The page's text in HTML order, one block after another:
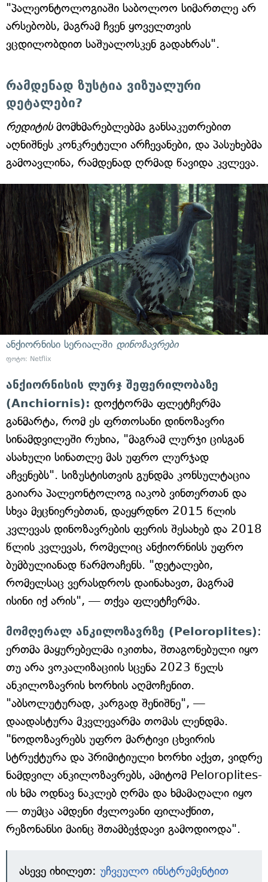
"პალეონტოლოგიაში საბოლოო სიმართლე არ
არსებობს, მაგრამ ჩვენ ყოველთვის
ვცდილობდით საშუალოსკენ გადახრას".
რამდენად ზუსტია ვიზუალური
დეტალები?
რედიტისმომხმარებლებმა განსაკუთრებით
აღნიშნეს კონკრეტული არჩევანები, და პასუხებმა
გამოავლინა, რამდენად ღრმად წავიდა კვლევა.
ანქიორნისი სერიალში დინოზავრები
ფოტო: Netflix
ანქიორნისის ლურჯ შეფერილობაზე
(Anchiornis): დოქტორმა ფლეტჩერმა
განმარტა, რომ ეს ფრთოსანი დინოზავრი
სინამდვილეში რუხია, "მაგრამ ლურჯი ცისგან
ასახული სინათლე მას უფრო ლურჯად
აჩვენებს". სიზუსტისთვის გუნდმა კონსულტაცია
გაიარა პალეონტოლოგ იაკობ ვინთერთან და
სხვა მეცნიერებთან, დაეყრდნო 2015 წლის
კვლევას დინოზავრების ფერის შესახებ და 2018
წლის კვლევას, რომელიც ანქიორნისს უფრო
ბუმბულიანად წარმოაჩენს. "დეტალები,
რომელსაც ვერასდროს დაინახავთ, მაგრამ
ისინი იქ არის", — თქვა ფლეტჩერმა.
მომღერალ ანკილოზავრზე (Peloroplites):
ერთმა მაყურებელმა იკითხა, შთაგონებული იყო
თუ არა ვოკალიზაციის სცენა 2023 წელს
ანკილოზავრის ხორხის აღმოჩენით.
"აბსოლუტურად, კარგად შენიშნე", —
დაადასტურა მკვლევარმა თომას ლენდმა.
"ნოდოზავრებს უფრო მარტივი ცხვირის
სტრუქტურა და პრიმიტიული ხორხი აქვთ, ვიდრე
ნამდვილ ანკილოზავრებს, ამიტომ Peloroplites-
ის ხმა ოდნავ ნაკლებ ღრმა და ხმამაღალი იყო
— თუმცა ამდენი ძვლოვანი ფილაქნით,
რეზონანსი მაინც შთამბეჭდავი გამოდიოდა".
ასევე იხილეთ: უჩვეულო ინსტრუმენტით